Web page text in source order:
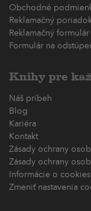
Obchodné
Reklamačný poriadok
Reklamačný formulár
Formulár na
Knihy pre
Náš príbeh
Blog
Kariéra
Kontakt
Zásady ochrany
Zásady ochrany
Informácie o cookies
Zmeniť nastavenia